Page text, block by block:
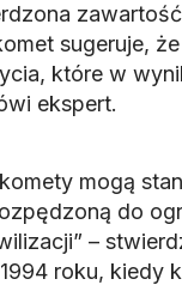
sugeruje,
które w
ekspert.
mogą
do
–
roku, kiedy